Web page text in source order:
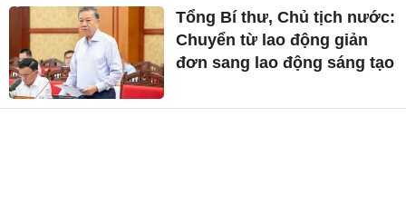
Tổng Bí thư, Chủ tịch nước:
Chuyển từ lao động giản
đơn sang lao động sáng tạo